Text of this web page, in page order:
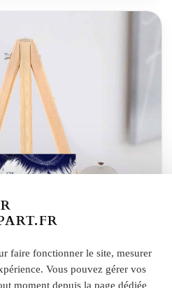
plume bleu roi plume
faire fonctionner le site, mesurer
Vous pouvez gérer vos
moment depuis la page dédiée